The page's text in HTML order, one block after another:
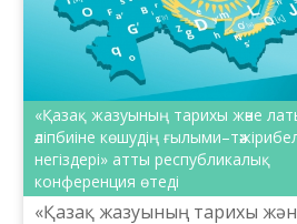
«Қазақ жазуының тарихы және
әліпбиіне көшудің
негіздері» атты республикалық
конференция өтеді
«Қазақ жазуының тарихы